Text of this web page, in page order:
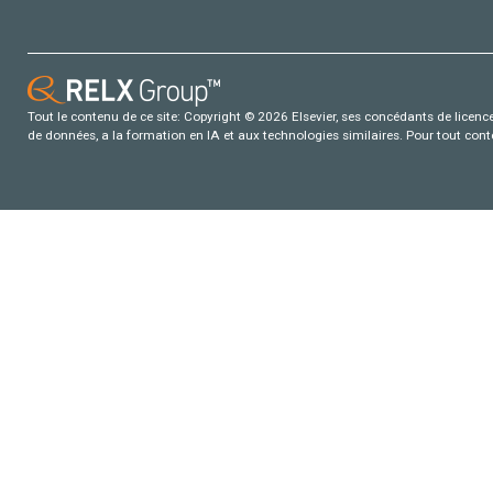
Tout le contenu de ce site: Copyright © 2026 Elsevier, ses concédants de
de données, a la formation en IA et aux technologies similaires. Pour tout